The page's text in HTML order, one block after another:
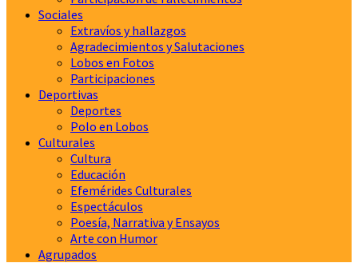
Sociales
Extravíos y hallazgos
Agradecimientos y Salutaciones
Lobos en Fotos
Participaciones
Deportivas
Deportes
Polo en Lobos
Culturales
Cultura
Educación
Efemérides Culturales
Espectáculos
Poesía, Narrativa y Ensayos
Arte con Humor
Agrupados